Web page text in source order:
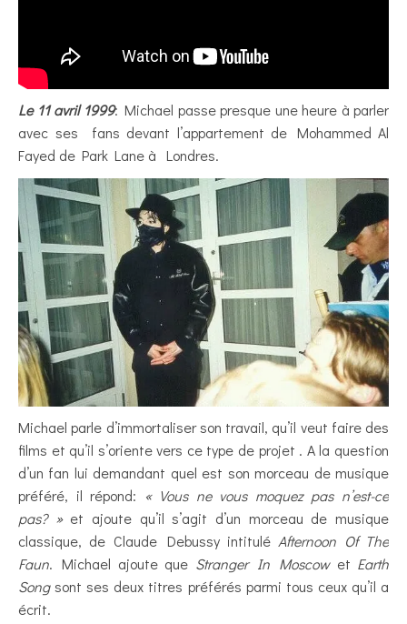
Le 11 avril 1999: Michael passe presque une heure à parler
avec ses fans devant l’appartement de Mohammed Al
Fayed de Park Lane à Londres.
Michael parle d’immortaliser son travail, qu’il veut faire des
films et qu’il s’oriente vers ce type de projet . A la question
d’un fan lui demandant quel est son morceau de musique
préféré, il répond: « Vous ne vous moquez pas n’est-ce
pas? »et ajoute qu’il s’agit d’un morceau de musique
classique, de Claude Debussy intitulé Afternoon Of The
Faun. Michael ajoute que Stranger In Moscowet Earth
Songsont ses deux titres préférés parmi tous ceux qu’il a
écrit.